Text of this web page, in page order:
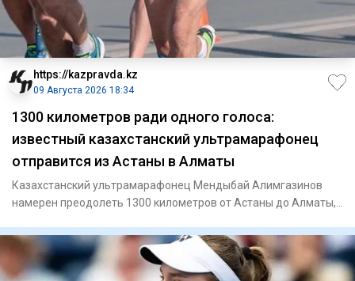
https://kazpravda.kz
09 Августа 2026 18:34
1300 километров ради одного голоса:
известный казахстанский ультрамарафонец
отправится из Астаны в Алматы
Казахстанский ультрамарафонец Мендыбай Алимгазинов
намерен преодолеть 1300 километров от Астаны до Алматы,